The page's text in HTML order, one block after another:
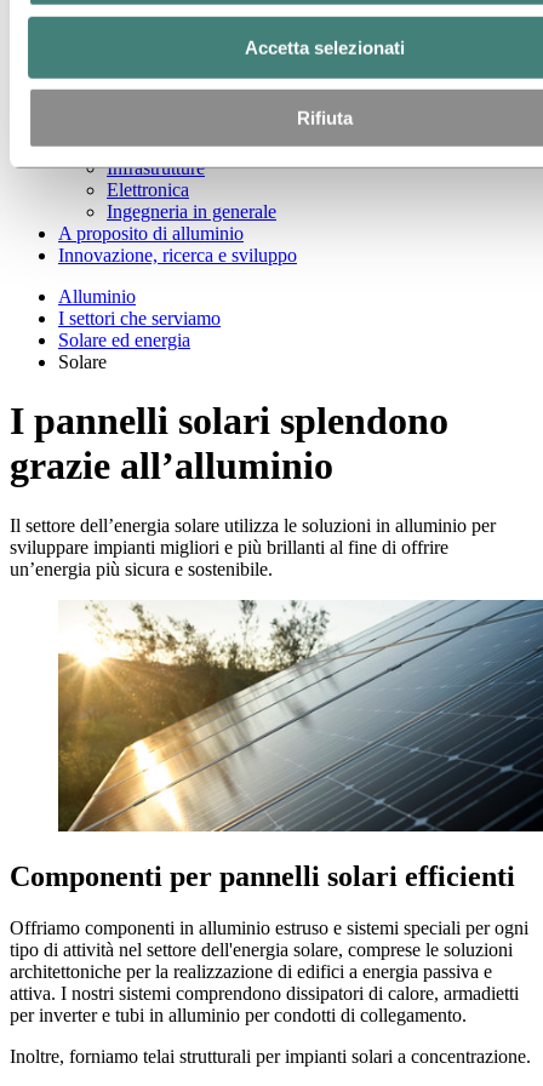
Accetta selezionati
Rifiuta
Fotovoltaico
Termico solare
Geotermico
Design industriale
Infrastrutture
Elettronica
Ingegneria in generale
A proposito di alluminio
Innovazione, ricerca e sviluppo
Alluminio
I settori che serviamo
Solare ed energia
Solare
I pannelli solari splendono
grazie all’alluminio
Il settore dell’energia solare utilizza le soluzioni in alluminio per
sviluppare impianti migliori e più brillanti al fine di offrire
un’energia più sicura e sostenibile.
Componenti per pannelli solari efficienti
Offriamo componenti in alluminio estruso e sistemi speciali per ogni
tipo di attività nel settore dell'energia solare, comprese le soluzioni
architettoniche per la realizzazione di edifici a energia passiva e
attiva. I nostri sistemi comprendono dissipatori di calore, armadietti
per inverter e tubi in alluminio per condotti di collegamento.
Inoltre, forniamo telai strutturali per impianti solari a concentrazione.